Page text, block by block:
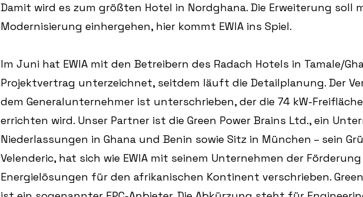
Damit wird es zum größten Hotel in Nordghana. Die Erweiterung soll
Modernisierung einhergehen, hier kommt EWIA ins Spiel.
Im Juni hat EWIA mit den Betreibern des Radach Hotels in Tamale/
Projektvertrag unterzeichnet, seitdem läuft die Detailplanung. Der
dem Generalunternehmer ist unterschrieben, der die 74 kW-
errichten wird. Unser Partner ist die Green Power Brains Ltd., ein
Niederlassungen in Ghana und Benin sowie Sitz in München – sein
Velenderic, hat sich wie EWIA mit seinem Unternehmen der
Energielösungen für den afrikanischen Kontinent verschrieben.